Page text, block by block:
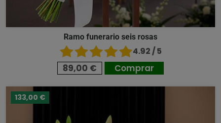
Ramo funerario seis rosas
4.92 / 5
89,00 € Comprar
133,00 €